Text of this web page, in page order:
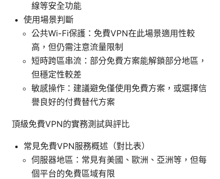
線等安全功能
使用場景判斷
公共Wi-Fi保護：免費VPN在此場景適用性較
高，但仍需注意流量限制
短時跨區串流：部分免費方案能解鎖部分地區，
但穩定性較差
敏感操作：建議避免僅使用免費方案，或選擇信
譽良好的付費替代方案
頂級免費VPN的實務測試與評比
常見免費VPN服務概述（對比表）
伺服器地區：常見有美國、歐洲、亞洲等，但每
個平台的免費區域有限